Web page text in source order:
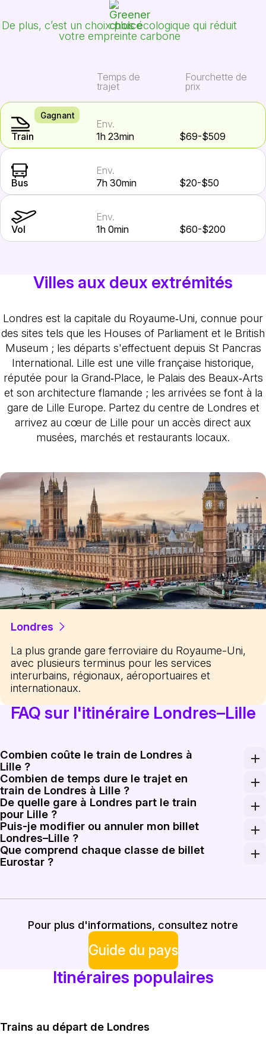
De plus, c’est un choix plus écologique qui réduit
votre empreinte carbone
Temps de
trajet
Fourchette de
prix
Gagnant
Train
Env.
1h 23min
$69-$509
Bus
Env.
7h 30min
$20-$50
Vol
Env.
1h 0min
$60-$200
Villes aux deux extrémités
Londres est la capitale du Royaume‑Uni, connue pour
des sites tels que les Houses of Parliament et le British
Museum ; les départs s'effectuent depuis St Pancras
International. Lille est une ville française historique,
réputée pour la Grand‑Place, le Palais des Beaux‑Arts
et son architecture flamande ; les arrivées se font à la
gare de Lille Europe. Partez du centre de Londres et
arrivez au cœur de Lille pour un accès direct aux
musées, marchés et restaurants locaux.
Londres
La plus grande gare ferroviaire du Royaume-Uni,
avec plusieurs terminus pour les services
interurbains, régionaux, aéroportuaires et
internationaux.
FAQ sur l'itinéraire Londres–Lille
Combien coûte le train de Londres à
Lille ?
Les tarifs aller simple Eurostar varient généralement
Combien de temps dure le trajet en
train de Londres à Lille ?
Les services directs Eurostar entre London St
De quelle gare à Londres part le train
pour Lille ?
Les Eurostar à destination de Lille partent de London
Puis-je modifier ou annuler mon billet
Londres–Lille ?
Les options de modification et d'annulation
Que comprend chaque classe de billet
Eurostar ?
Pour plus d'informations, consultez notre
Guide du pays
Itinéraires populaires
Trains au départ de Londres